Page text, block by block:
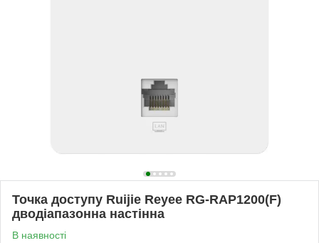
Точка доступу Ruijie Reyee RG-RAP1200(F)
дводіапазонна настінна
В наявності